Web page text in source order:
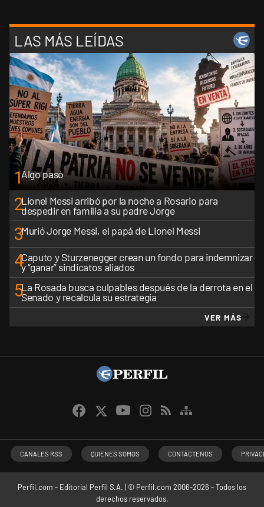
LAS MÁS LEÍDAS
1Algo pasó
2Lionel Messi arribó por la noche a Rosario para
despedir en familia a su padre Jorge
3Murió Jorge Messi, el papá de Lionel Messi
4Caputo y Sturzenegger crean un fondo para indemnizar
y “ganar” sindicatos aliados
5La Rosada busca culpables después de la derrota en el
Senado y recalcula su estrategia
VER MÁS
CANALES RSS QUIENES SOMOS CONTÁCTENOS
Perfil.com - Editorial Perfil S.A. | © Perfil.com 2006-2026 - Todos los
derechos reservados.